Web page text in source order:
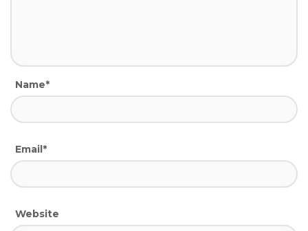
Name*
Email*
Website